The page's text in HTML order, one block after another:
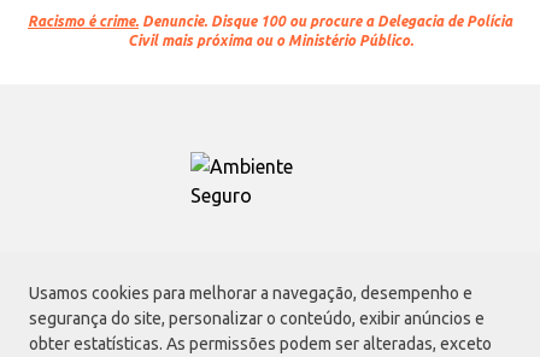
Usamos cookies para melhorar a navegação, desempenho e
segurança do site, personalizar o conteúdo, exibir anúncios e
obter estatísticas. As permissões podem ser alteradas, exceto
Racismo é crime. Denuncie. Disque 100 ou procure a Delegacia de Polícia
Civil mais próxima ou o Ministério Público.
Atacadão S.A.
Avenida Morvan Dias de Figueiredo, 6169, Vila Maria, São Paulo - SP | CEP
02170-901 | CNPJ: 75.315.333/0001-09